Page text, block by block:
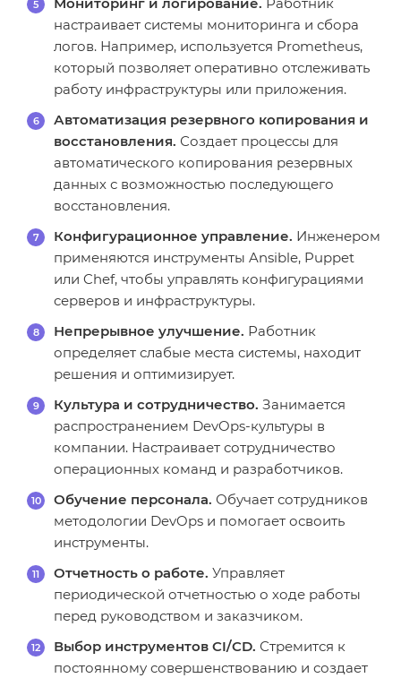
настраивает системы мониторинга и сбора
логов. Например, используется Prometheus,
который позволяет оперативно отслеживать
работу инфраструктуры или приложения.
Автоматизация резервного копирования и
восстановления. Создает процессы для
автоматического копирования резервных
данных с возможностью последующего
восстановления.
Конфигурационное управление. Инженером
применяются инструменты Ansible, Puppet
или Chef, чтобы управлять конфигурациями
серверов и инфраструктуры.
Непрерывное улучшение. Работник
определяет слабые места системы, находит
решения и оптимизирует.
Культура и сотрудничество. Занимается
распространением DevOps-культуры в
компании. Настраивает сотрудничество
операционных команд и разработчиков.
Обучение персонала. Обучает сотрудников
методологии DevOps и помогает освоить
инструменты.
Отчетность о работе. Управляет
периодической отчетностью о ходе работы
перед руководством и заказчиком.
Выбор инструментов CI/CD. Стремится к
постоянному совершенствованию и создает